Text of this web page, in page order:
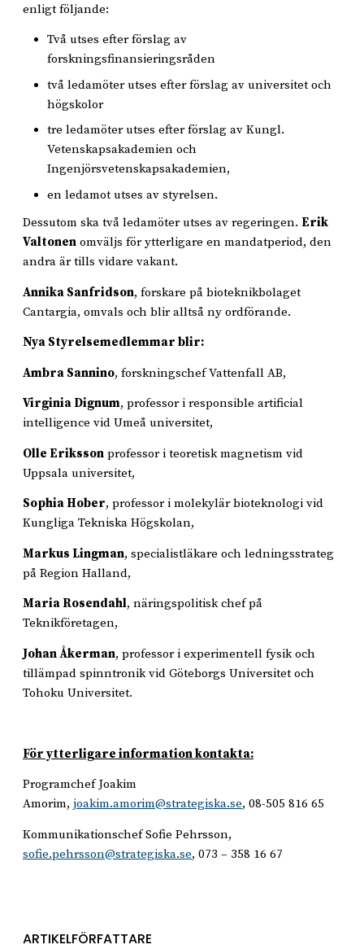
enligt följande:
Två utses efter förslag av
forskningsfinansieringsråden
två ledamöter utses efter förslag av universitet och
högskolor
tre ledamöter utses efter förslag av Kungl.
Vetenskapsakademien och
Ingenjörsvetenskapsakademien,
en ledamot utses av styrelsen.
Dessutom ska två ledamöter utses av regeringen. Erik
Valtonen omväljs för ytterligare en mandatperiod, den
andra är tills vidare vakant.
Annika Sanfridson, forskare på bioteknikbolaget
Cantargia, omvals och blir alltså ny ordförande.
Nya Styrelsemedlemmar blir:
Ambra Sannino, forskningschef Vattenfall AB,
Virginia Dignum, professor i responsible artificial
intelligence vid Umeå universitet,
Olle Eriksson professor i teoretisk magnetism vid
Uppsala universitet,
Sophia Hober, professor i molekylär bioteknologi vid
Kungliga Tekniska Högskolan,
Markus Lingman, specialistläkare och ledningsstrateg
på Region Halland,
Maria Rosendahl, näringspolitisk chef på
Teknikföretagen,
Johan Åkerman, professor i experimentell fysik och
tillämpad spinntronik vid Göteborgs Universitet och
Tohoku Universitet.
För ytterligare information kontakta:
Programchef Joakim
Amorim, joakim.amorim@strategiska.se, 08-505 816 65
Kommunikationschef Sofie Pehrsson,
sofie.pehrsson@strategiska.se, 073 – 358 16 67
ARTIKELFÖRFATTARE